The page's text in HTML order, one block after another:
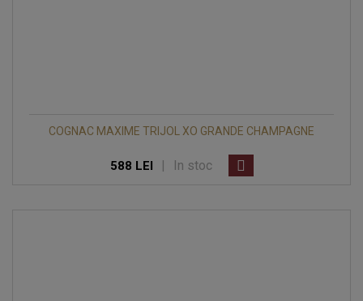
COGNAC MAXIME TRIJOL XO GRANDE CHAMPAGNE
588 LEI In stoc